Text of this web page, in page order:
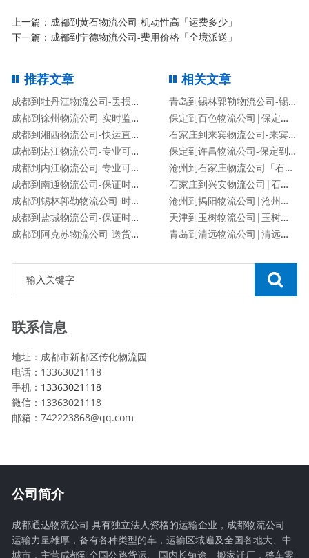
上一篇： 成都到黄石物流公司-机动性高「运费多少」
下一篇： 成都到宁德物流公司-费用价格「全境派送」
推荐文章
成都到牡丹江物流公司-丢损必赔「安全快捷」
成都到徐州物流公司-实时监控「送货上门」
成都到湘西物流公司-快运直达「要几天时间」
成都到湛江物流公司-专业可靠「保证时效」
成都到内江物流公司-专业可靠「保证时效」
成都到南通物流公司-保证时效「专业可靠」
成都到锡林郭勒物流公司-时间多久「机动性高」
成都到盐城物流公司-保证时效「专业可靠」
成都到阿克苏物流公司-送货上门「费用价格」
相关文章
青岛到锡林郭勒物流公司-锡林郭勒专线
保定到百色物流公司|保定到百色货运专线
石家庄到来宾物流公司-来宾专线
保定到许昌物流公司-保定到许昌货运专线
沧州到石家庄物流公司「石家庄专线」
石家庄到兴安物流公司|石家庄到兴安货运专线
沧州到揭阳物流公司|沧州到揭阳物流专线
天津到玉树物流公司|玉树专线
青岛到清远物流公司|清远专线
联系信息
地址：成都市新都区传化物流园
电话：13363021118
手机： 13363021118
微信：13363021118
邮箱：742223868@qq.com
公司简介
成都通达物流公司 具有独立法人资格的运输企业，成都物流公司
运输力量雄厚，备有各种类型的车，运输区域遍及全国各地大、中
城市，主营成都到全国公路货运,、国内长短途、搬家迁厂，整车零